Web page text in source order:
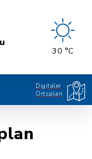
30 °C
Digitaler
Ortsplan